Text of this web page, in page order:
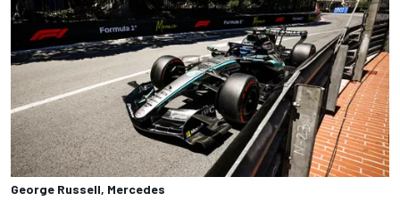
George Russell, Mercedes